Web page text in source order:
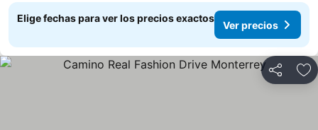
Elige fechas para ver los precios exactos
Ver precios
Compartir